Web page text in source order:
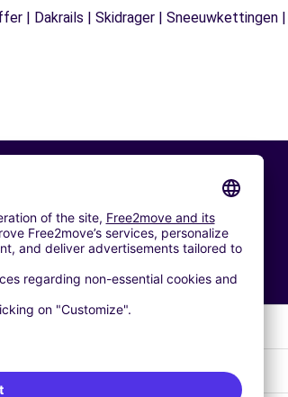
| Dakrails | Skidrager | Sneeuwkettingen